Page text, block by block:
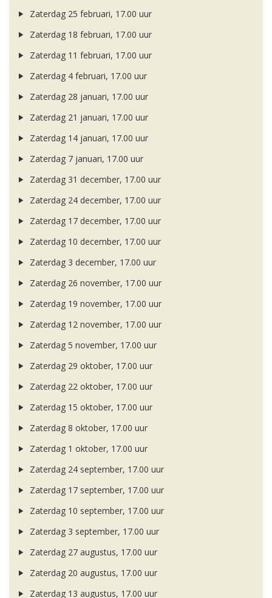
Zaterdag 25 februari, 17.00 uur
Zaterdag 18 februari, 17.00 uur
Zaterdag 11 februari, 17.00 uur
Zaterdag 4 februari, 17.00 uur
Zaterdag 28 januari, 17.00 uur
Zaterdag 21 januari, 17.00 uur
Zaterdag 14 januari, 17.00 uur
Zaterdag 7 januari, 17.00 uur
Zaterdag 31 december, 17.00 uur
Zaterdag 24 december, 17.00 uur
Zaterdag 17 december, 17.00 uur
Zaterdag 10 december, 17.00 uur
Zaterdag 3 december, 17.00 uur
Zaterdag 26 november, 17.00 uur
Zaterdag 19 november, 17.00 uur
Zaterdag 12 november, 17.00 uur
Zaterdag 5 november, 17.00 uur
Zaterdag 29 oktober, 17.00 uur
Zaterdag 22 oktober, 17.00 uur
Zaterdag 15 oktober, 17.00 uur
Zaterdag 8 oktober, 17.00 uur
Zaterdag 1 oktober, 17.00 uur
Zaterdag 24 september, 17.00 uur
Zaterdag 17 september, 17.00 uur
Zaterdag 10 september, 17.00 uur
Zaterdag 3 september, 17.00 uur
Zaterdag 27 augustus, 17.00 uur
Zaterdag 20 augustus, 17.00 uur
Zaterdag 13 augustus, 17.00 uur